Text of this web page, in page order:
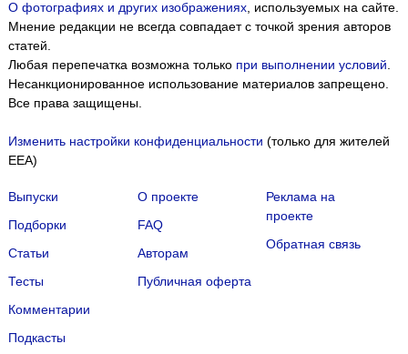
О фотографиях и других изображениях, используемых на сайте.
Мнение редакции не всегда совпадает с точкой зрения авторов
статей.
Любая перепечатка возможна только при выполнении условий.
Несанкционированное использование материалов запрещено.
Все права защищены.
Изменить настройки конфиденциальности (только для жителей
EEA)
Выпуски
Подборки
Статьи
Тесты
Комментарии
Подкасты
О проекте
FAQ
Авторам
Публичная оферта
Реклама на
проекте
Обратная связь